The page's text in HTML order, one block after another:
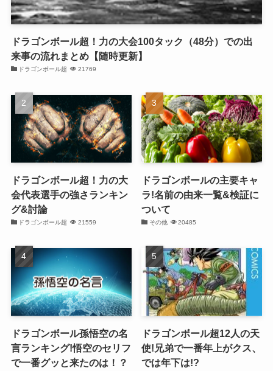
ドラゴンボール超！力の大会100タック（48分）での出
来事の流れまとめ【随時更新】
ドラゴンボール超 21769
ドラゴンボール超！力の大
会代表選手の強さランキン
グ&討論
ドラゴンボール超 21559
ドラゴンボールの主要キャ
ラ!名前の由来一覧&検証に
ついて
その他 20485
ドラゴンボール孫悟空の名
言ランキング!悟空のセリフ
で一番グッと来たのは！？
ドラゴンボール超12人の天
使!兄弟で一番年上がクス、
では年下は!?